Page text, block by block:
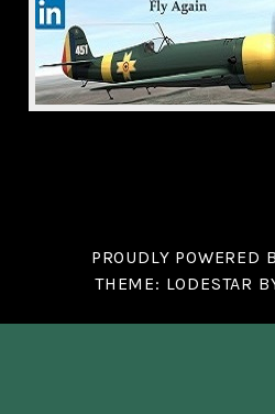
PROUDLY POWERED
THEME: LODESTAR